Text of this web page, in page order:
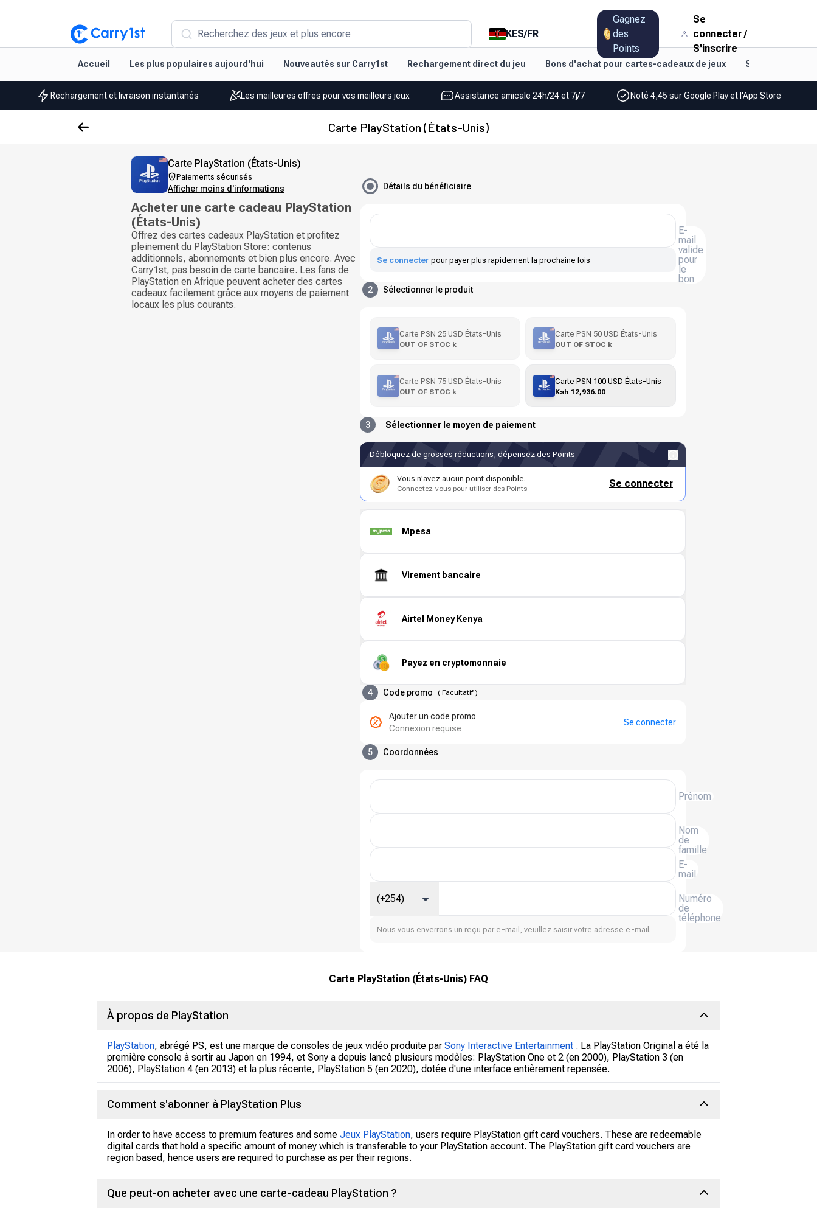
Recherchez des jeux et plus encore KES/FR
Gagnez
des
Points
Se
connecter/
S'inscrire
Accueil Les plus populaires aujourd'hui Nouveautés sur Carry1st Rechargement direct du jeu Bons d'achat pour cartes-cadeaux de jeux Style de vie et
Rechargement et livraison instantanés Les meilleures offres pour vos meilleurs jeux Assistance amicale 24h/24 et 7j/7 Noté 4,45 sur Google Play et l'App Store
Carte PlayStation (États-Unis)
Carte PlayStation (États-Unis)
Paiements sécurisés
Afficher moins d'informations
Acheter une carte cadeau PlayStation
(États-Unis)
Offrez des cartes cadeaux PlayStation et profitez
pleinement du PlayStation Store: contenus
additionnels, abonnements et bien plus encore. Avec
Carry1st, pas besoin de carte bancaire. Les fans de
PlayStation en Afrique peuvent acheter des cartes
cadeaux facilement grâce aux moyens de paiement
locaux les plus courants.
Détails du bénéficiaire
E-
mail
valide
pour
le
bon
Se connecter pour payer plus rapidement la prochaine fois
2 Sélectionner le produit
Carte PSN 25 USD États-Unis
OUT OF STOC k
Carte PSN 50 USD États-Unis
OUT OF STOC k
Carte PSN 75 USD États-Unis
OUT OF STOC k
Carte PSN 100 USD États-Unis
Ksh 12,936.00
3 Sélectionner le moyen de paiement
Débloquez de grosses réductions, dépensez des Points
Vous n'avez aucun point disponible.
Connectez-vous pour utiliser des Points Se connecter
Mpesa
Virement bancaire
Airtel Money Kenya
Payez en cryptomonnaie
4 Code promo ( Facultatif)
Ajouter un code promo
Connexion requise
Se connecter
5 Coordonnées
Prénom
Nom
de
famille
E-
mail
Numéro
de
téléphone
(+254)
Nous vous enverrons un reçu par e-mail, veuillez saisir votre adresse e-mail.
Carte PlayStation (États-Unis) FAQ
À propos de PlayStation
PlayStation, abrégé PS, est une marque de consoles de jeux vidéo produite par Sony Interactive Entertainment . La PlayStation Original a été la
première console à sortir au Japon en 1994, et Sony a depuis lancé plusieurs modèles: PlayStation One et 2 (en 2000), PlayStation 3 (en
2006), PlayStation 4 (en 2013) et la plus récente, PlayStation 5 (en 2020), dotée d'une interface entièrement repensée.
Comment s'abonner à PlayStation Plus
In order to have access to premium features and some Jeux PlayStation, users require PlayStation gift card vouchers. These are redeemable
digital cards that hold a specific amount of money which is transferable to your PlayStation account. The PlayStation gift card vouchers are
region based, hence users are required to purchase as per their regions.
Que peut-on acheter avec une carte-cadeau PlayStation ?